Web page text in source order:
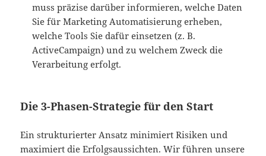
muss präzise darüber informieren, welche Daten
Sie für Marketing Automatisierung erheben,
welche Tools Sie dafür einsetzen (z. B.
ActiveCampaign) und zu welchem Zweck die
Verarbeitung erfolgt.
Die 3-Phasen-Strategie für den Start
Ein strukturierter Ansatz minimiert Risiken und
maximiert die Erfolgsaussichten. Wir führen unsere